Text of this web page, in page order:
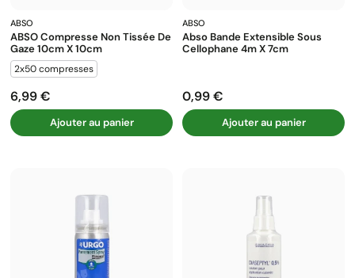
ABSO
ABSO Compresse Non Tissée De
Gaze 10cm X 10cm
2x50 compresses
Prix
6,99 €
Ajouter au panier
ABSO
Abso Bande Extensible Sous
Cellophane 4m X 7cm
Prix
0,99 €
Ajouter au panier